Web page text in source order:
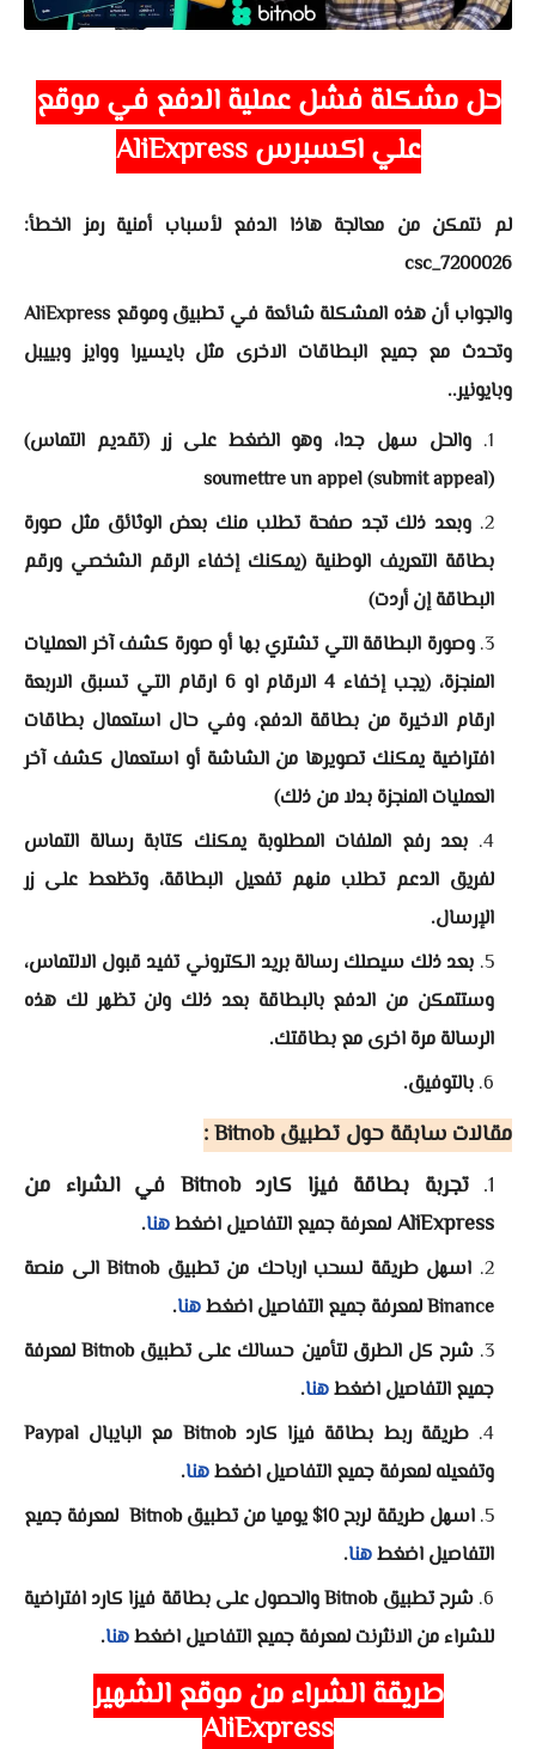
حل مشكلة فشل عملية الدفع في موقع
علي اكسبرس AliExpress
لم نتمكن من معالجة هاذا الدفع لأسباب أمنية رمز الخطأ:
csc_7200026
والجواب أن هذه المشكلة شائعة في تطبيق وموقع AliExpress
وتحدث مع جميع البطاقات الاخرى مثل بايسيرا ووايز وبييبل
وبايونير..
والحل سهل جدا، وهو الضغط على زر (تقديم التماس)
(submit appeal) soumettre un appel
وبعد ذلك تجد صفحة تطلب منك بعض الوثائق مثل صورة
بطاقة التعريف الوطنية (يمكنك إخفاء الرقم الشخصي ورقم
البطاقة إن أردت)
وصورة البطاقة التي تشتري بها أو صورة كشف آخر العمليات
المنجزة، (يجب إخفاء 4 الارقام او 6 ارقام التي تسبق الاربعة
ارقام الاخيرة من بطاقة الدفع، وفي حال استعمال بطاقات
افتراضية يمكنك تصويرها من الشاشة أو استعمال كشف آخر
العمليات المنجزة بدلا من ذلك)
بعد رفع الملفات المطلوبة يمكنك كتابة رسالة التماس
لفريق الدعم تطلب منهم تفعيل البطاقة، وتظعط على زر
الإرسال.
بعد ذلك سيصلك رسالة بريد الكتروني تفيد قبول الالتماس،
وستتمكن من الدفع بالبطاقة بعد ذلك ولن تظهر لك هذه
الرسالة مرة اخرى مع بطاقتك.
بالتوفيق.
مقالات سابقة حول تطبيق Bitnob :
تجربة بطاقة فيزا كارد Bitnob في الشراء من
AliExpress لمعرفة جميع التفاصيل اضغطهنا.
اسهل طريقة لسحب ارباحك من تطبيق Bitnob الى منصة
Binanceلمعرفة جميع التفاصيل اضغطهنا.
شرح كل الطرق لتأمين حسالك على تطبيق Bitnob
لمعرفة
جميع التفاصيل اضغطهنا.
طريقة ربط بطاقة فيزا كارد Bitnob مع البايبال Paypal
وتفعيله لمعرفة جميع التفاصيل اضغطهنا.
اسهل طريقة لربح 10$ يوميا من تطبيق Bitnob
لمعرفة جميع
التفاصيل اضغطهنا.
شرح تطبيق Bitnob والحصول على بطاقة فيزا كارد افتراضية
للشراء من الانثرنت لمعرفة جميع التفاصيل اضغطهنا.
طريقة الشراء من موقع الشهير
AliExpress